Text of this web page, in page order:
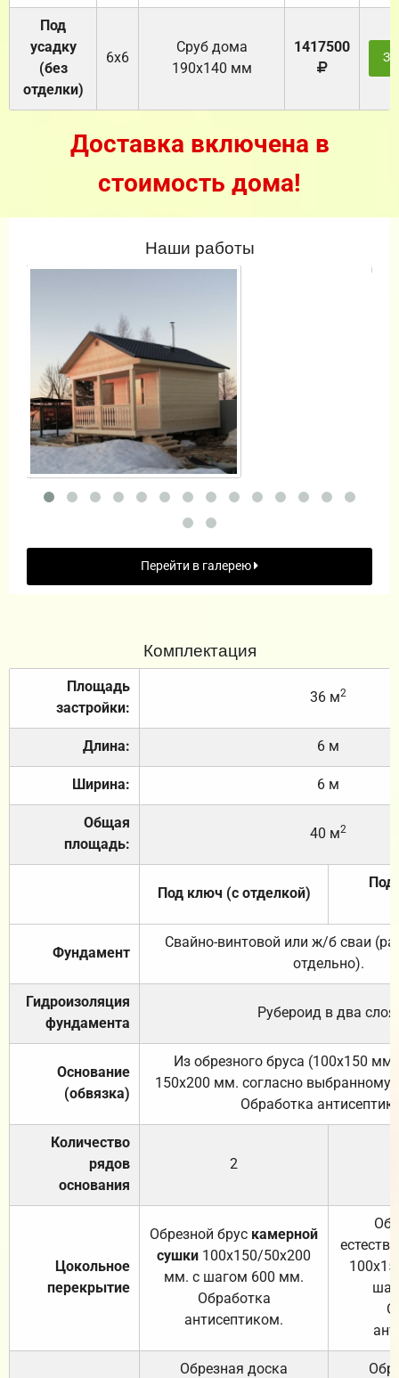
Под
усадку
(без
отделки)
6х6
Cруб дома
190х140 мм
1417500
Доставка включена в
стоимость дома!
Наши работы
Перейти в галерею
Комплектация
Площадь
застройки:
36 м2
Длина: 6 м
Ширина: 6 м
Общая
площадь:
40 м2
Под ключ (с отделкой)
Под
Фундамент
Свайно-винтовой или ж/б сваи
отдельно).
Гидроизоляция
фундамента
Рубероид в два слоя.
Основание
(обвязка)
Из обрезного бруса (100х150
150х200 мм. согласно выбранному
Обработка
Количество
рядов
основания
2
Цокольное
перекрытие
Обрезной брус камерной
сушки 100х150/50х200
мм. с шагом 600 мм.
Обработка
антисептиком.
Обрезная доска